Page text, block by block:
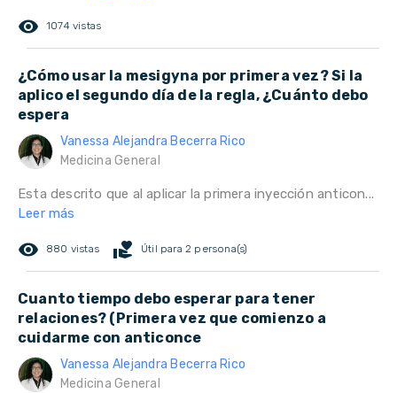
remove_red_eye 1074 vistas
¿Cómo usar la mesigyna por primera vez? Si la
aplico el segundo día de la regla, ¿Cuánto debo
espera
Vanessa Alejandra Becerra Rico
Medicina General
Esta descrito que al aplicar la primera inyección anticon...
Leer más
remove_red_eye 880 vistas volunteer_activism Útil para 2 persona(s)
Cuanto tiempo debo esperar para tener
relaciones? (Primera vez que comienzo a
cuidarme con anticonce
Vanessa Alejandra Becerra Rico
Medicina General